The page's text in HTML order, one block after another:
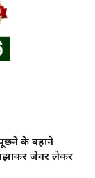
के बहाने
जेवर लेकर